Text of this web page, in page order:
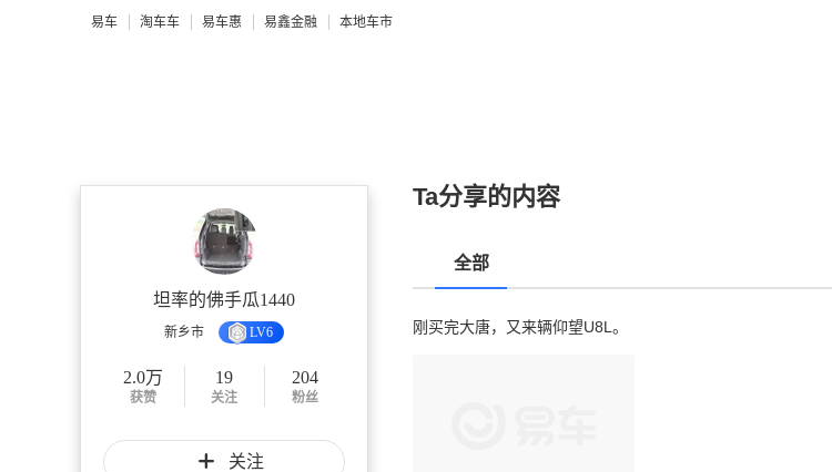
易车 淘车车 易车惠 易鑫金融 本地车市
坦率的佛手瓜1440
新乡市 LV6
2.0万
获赞
19
关注
204
粉丝
关注
Ta分享的内容
全部
刚买完大唐，又来辆仰望U8L。